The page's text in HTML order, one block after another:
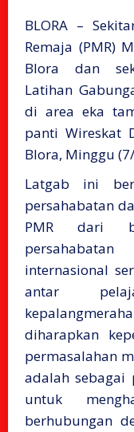
BLORA –
Remaja (PMR)
Blora dan
Latihan
di area eka
panti Wireskat
Blora, Minggu
Latgab ini
persahabatan
PMR dari
internasional
antar
diharapkan
permasalahan
adalah sebagai
untuk
berhubungan